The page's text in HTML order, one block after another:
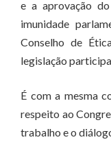
e a aprovação
imunidade
Conselho de
legislação
É com a mesma
respeito ao
trabalho e o